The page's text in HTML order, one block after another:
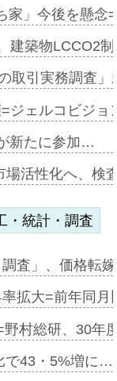
家」今後を懸
建築物LCCO2
取引実務調査
ジェルコビジ
新たに参加…
場活性化へ、検
・統計・調査
査」、価格転
拡大=前年同
村総研、30年
で43・5%増に…